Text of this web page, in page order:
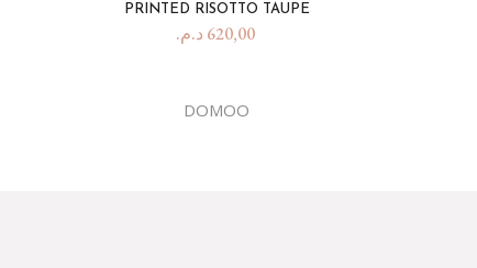
PRINTED RISOTTO TAUPE
620,00 د.م.
DOMOO